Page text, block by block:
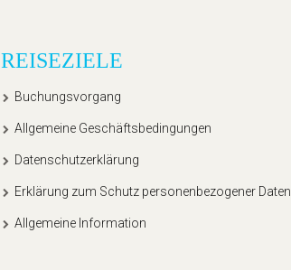
REISEZIELE
Buchungsvorgang
Allgemeine Geschäftsbedingungen
Datenschutzerklärung
Erklärung zum Schutz personenbezogener Daten
Allgemeine Information